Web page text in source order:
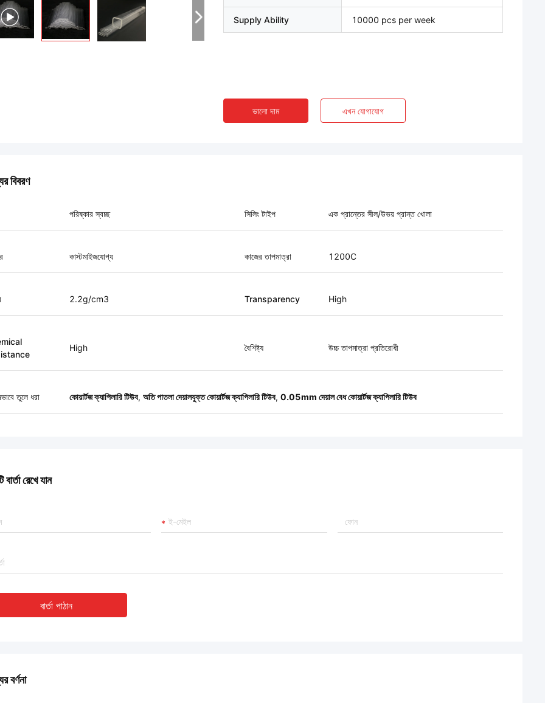
Supply Ability 10000 pcs per week
ভালো দাম এখন যোগাযোগ
বিবরণ
পরিষ্কার স্বচ্ছ সিলিং টাইপ এক প্রান্তের সীল/উভয় প্রান্ত খোলা
কাস্টমাইজযোগ্য কাজের তাপমাত্রা 1200C
2.2g/cm3 Transparency High
High বৈশিষ্ট্য উচ্চ তাপমাত্রা প্রতিরোধী
তুলে ধরা কোয়ার্টজ ক্যাপিলারি টিউব, অতি পাতলা দেয়ালযুক্ত কোয়ার্টজ ক্যাপিলারি টিউব, 0.05mm দেয়াল বেধ কোয়ার্টজ ক্যাপিলারি টিউব
বার্তা রেখে যান
বার্তা পাঠান
বর্ণনা